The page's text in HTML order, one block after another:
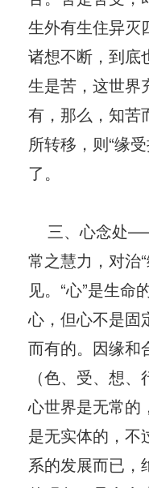
生外有生住异灭
诸想不断，到底
生是苦，这世界
有，那么，知苦
所转移，则“缘
了。
三、心念处
常之慧力，对治
见。“心”是生命
心，但心不是固
而有的。因缘和
（色、受、想
心世界是无常的
是无实体的，不
系的发展而已，